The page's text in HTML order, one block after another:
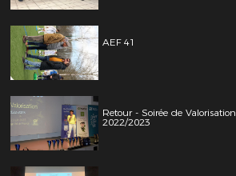
AEF 41
Retour - Soirée de Valorisation
2022/2023